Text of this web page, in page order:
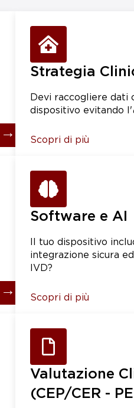
→
Strategia
Devi raccogliere dati
dispositivo evitando l'
Scopri di più
→
Software e AI
Il tuo dispositivo
integrazione sicura
IVD?
Scopri di più
Valutazione
(CEP/CER -